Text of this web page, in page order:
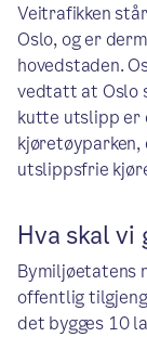
Veitrafikken
Oslo, og er
hovedstaden.
vedtatt at Oslo
kutte utslipp er
utslippsfrie
Hva skal vi
Bymiljøetatens
offentlig
det bygges 10